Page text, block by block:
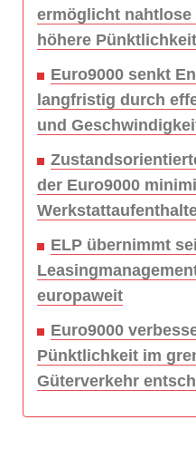
ermöglicht nahtlose
höhere Pünktlichkeit
Euro9000 senkt
langfristig durch
und
der Euro9000
ELP übernimmt
europaweit
Euro9000
Pünktlichkeit im
Güterverkehr